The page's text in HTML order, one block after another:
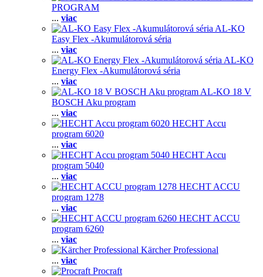
PROGRAM
... viac
AL-KO
Easy Flex -Akumulátorová séria
... viac
AL-KO
Energy Flex -Akumulátorová séria
... viac
AL-KO 18 V
BOSCH Aku program
... viac
HECHT Accu
program 6020
... viac
HECHT Accu
program 5040
... viac
HECHT ACCU
program 1278
... viac
HECHT ACCU
program 6260
... viac
Kärcher Professional
... viac
Procraft